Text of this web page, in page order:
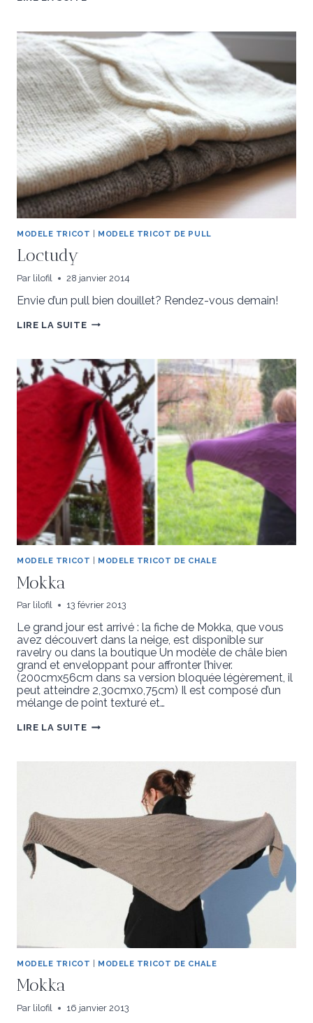
MODELE TRICOT | MODELE TRICOT DE PULL
Loctudy
Par lilofil 28 janvier 2014
Envie d’un pull bien douillet? Rendez-vous demain!
LIRE LA SUITELOCTUDY
MODELE TRICOT MODELE TRICOT DE CHALE
Mokka
Par lilofil 13 février 2013
Le grand jour est arrivé : la fiche de Mokka, que vous
avez découvert dans la neige, est disponible sur
ravelry ou dans la boutique Un modèle de châle bien
grand et enveloppant pour affronter l’hiver.
(200cmx56cm dans sa version bloquée légèrement, il
peut atteindre 2,30cmx0,75cm) Il est composé d’un
mélange de point texturé et…
LIRE LA SUITEMOKKA
MODELE TRICOT MODELE TRICOT DE CHALE
Mokka
Par lilofil 16 janvier 2013